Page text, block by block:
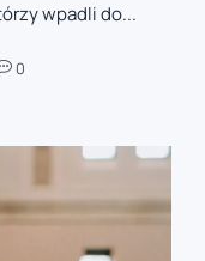
wpadli do...
0